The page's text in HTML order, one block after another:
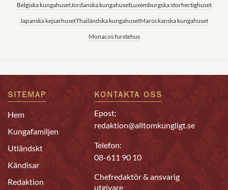
Belgiska kungahusetJordanska kungahusetLuxemburgska storhertighuset
Japanska kejsarhusetThailändska kungahusetMarockanska kungahuset
Monacos furstehus
SITEMAP
Hem
Kungafamiljen
Utländskt
Kändisar
Redaktion
KONTAKTA OSS
Epost:
redaktion@alltomkungligt.se
Telefon:
08-611 90 10
Chefredaktör & ansvarig
utgivare